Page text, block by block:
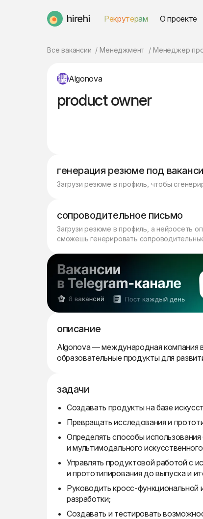
HireHi Рекрутерам О проекте
Все вакансии Менеджмент Менеджер
Algonova
product owner
генерация резюме под
Загрузи резюме в профиль, чтобы
сопроводительное письмо
Загрузи резюме в профиль, а нейросеть
сможешь генерировать
описание
Algonova — международная компания
образовательные продукты для
задачи
Создавать продукты на базе
Превращать исследования и
Определять способы
и мультимодального
Управлять продуктовой работой с
и прототипирования до выпуска и
Руководить кросс-функциональной
разработки;
Создавать и тестировать